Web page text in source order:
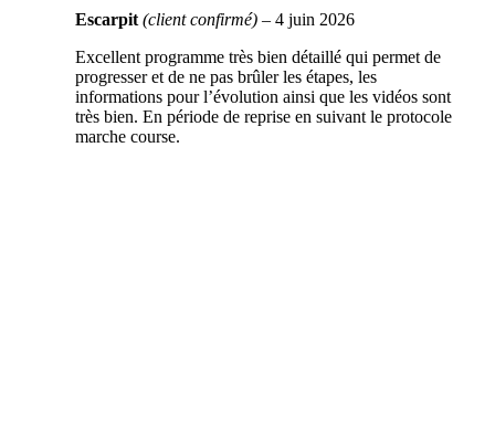
Escarpit (client confirmé) – 4 juin 2026
Excellent programme très bien détaillé qui permet de
progresser et de ne pas brûler les étapes, les
informations pour l’évolution ainsi que les vidéos sont
très bien. En période de reprise en suivant le protocole
marche course.